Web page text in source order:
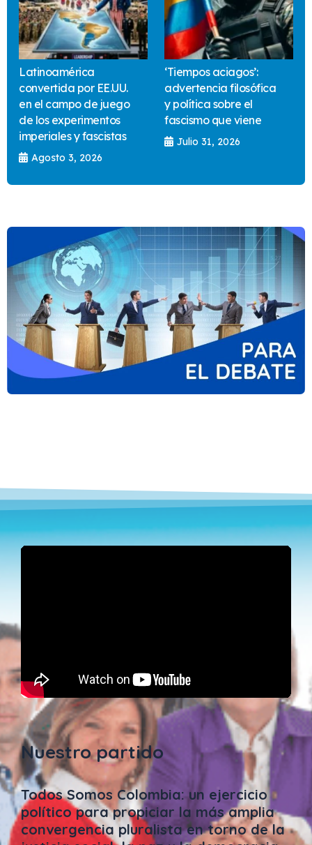
Latinoamérica
convertida por EE.UU.
en el campo de juego
de los experimentos
imperiales y fascistas
Agosto 3, 2026
‘Tiempos aciagos’:
advertencia filosófica
y política sobre el
fascismo que viene
Julio 31, 2026
Nuestro partido
Todos Somos Colombia: un ejercicio
político para propiciar la más amplia
convergencia pluralista en torno de la